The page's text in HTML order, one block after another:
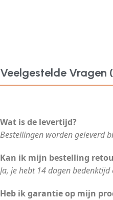
Veelgestelde Vragen
Wat is de levertijd?
Bestellingen worden geleverd
Kan ik mijn bestelling
Ja, je hebt 14 dagen
Heb ik garantie op mijn